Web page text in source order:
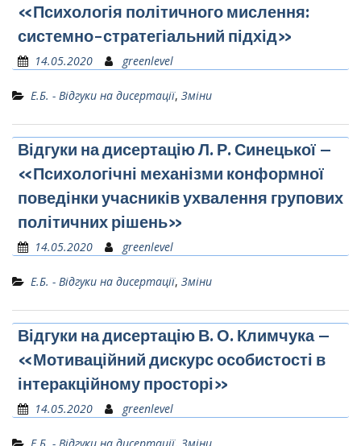
«Психологія політичного мислення:
системно-стратегіальний підхід»
14.05.2020 greenlevel
Е.Б. - Відгуки на дисертації, Зміни
Відгуки на дисертацію Л. Р. Синецької –
«Психологічні механізми конформної
поведінки учасників ухвалення групових
політичних рішень»
14.05.2020 greenlevel
Е.Б. - Відгуки на дисертації, Зміни
Відгуки на дисертацію В. О. Климчука –
«Мотиваційний дискурс особистості в
інтеракційному просторі»
14.05.2020 greenlevel